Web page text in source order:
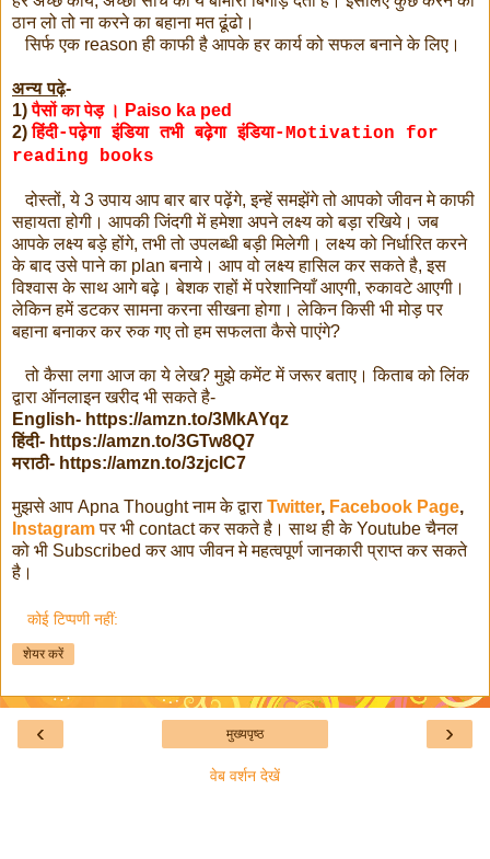
ठान लो तो ना करने का बहाना मत ढूंढो।
सिर्फ एक reason ही काफी है आपके हर कार्य को सफल बनाने के लिए।
अन्य पढ़े-
1)पैसों का पेड़ । Paiso ka ped
2)हिंदी-पढ़ेगा इंडिया तभी बढ़ेगा इंडिया-Motivation for
reading books
दोस्तों, ये 3 उपाय आप बार बार पढ़ेंगे, इन्हें समझेंगे तो आपको जीवन मे काफी
सहायता होगी। आपकी जिंदगी में हमेशा अपने लक्ष्य को बड़ा रखिये। जब
आपके लक्ष्य बड़े होंगे, तभी तो उपलब्धी बड़ी मिलेगी। लक्ष्य को निर्धारित करने
के बाद उसे पाने का plan बनाये। आप वो लक्ष्य हासिल कर सकते है, इस
विश्वास के साथ आगे बढ़े। बेशक राहों में परेशानियाँ आएगी, रुकावटे आएगी।
लेकिन हमें डटकर सामना करना सीखना होगा। लेकिन किसी भी मोड़ पर
बहाना बनाकर कर रुक गए तो हम सफलता कैसे पाएंगे?
तो कैसा लगा आज का ये लेख? मुझे कमेंट में जरूर बताए। किताब को लिंक
द्वारा ऑनलाइन खरीद भी सकते है-
English- https://amzn.to/3MkAYqz
हिंदी- https://amzn.to/3GTw8Q7
मराठी- https://amzn.to/3zjcIC7
मुझसे आप Apna Thought नाम के द्वारा Twitter, Facebook Page,
Instagramपर भी contact कर सकते है। साथ ही के Youtube चैनल
को भी Subscribed कर आप जीवन मे महत्वपूर्ण जानकारी प्राप्त कर सकते
है।
कोई टिप्पणी नहीं:
शेयर करें
‹ ›
मुख्यपृष्ठ
वेब वर्शन देखें